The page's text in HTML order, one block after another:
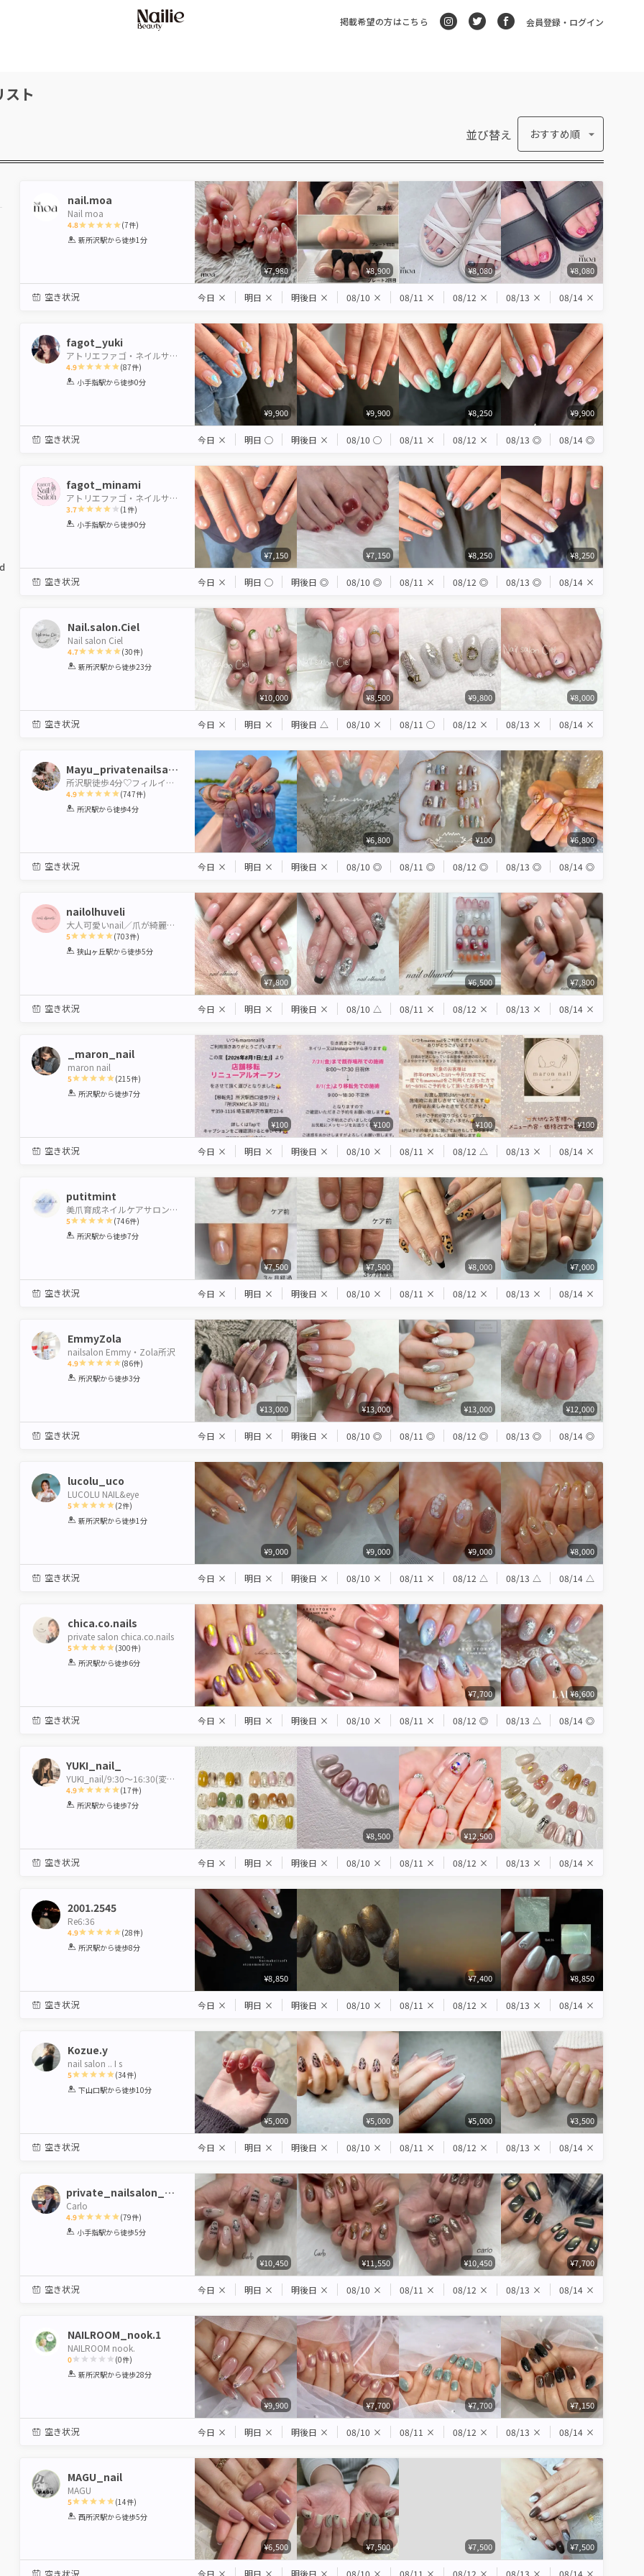
掲載希望の方はこちら 会員登録・ログイン
ト
並び替え おすすめ順
nail.moa
Nail moa
4.8
1 2 3 4 5
(7件)
新所沢駅から徒歩1分
¥7,980 ¥8,900 ¥8,080 ¥8,080
空き状況 今日 × 明日 × 明後日 × 08/10 × 08/11 × 08/12 × 08/13 × 08/14 ×
fagot_yuki
アトリエファゴ・ネイルサロン
4.9
1 2 3 4 5
(87件)
小手指駅から徒歩0分
¥9,900 ¥9,900 ¥8,250 ¥9,900
空き状況 今日 × 明日 ◯ 明後日 × 08/10 ◯ 08/11 × 08/12 × 08/13 ◎ 08/14 ◎
fagot_minami
アトリエファゴ・ネイルサロン
3.7
1 2 3 4 5
(1 件)
小手指駅から徒歩0分
¥7,150 ¥7,150 ¥8,250 ¥8,250
空き状況 今日 × 明日 ◯ 明後日 ◎ 08/10 ◎ 08/11 × 08/12 ◎ 08/13 ◎ 08/14 ×
Nail.salon.Ciel
Nail salon Ciel
4.7
1 2 3 4 5
(30件)
新所沢駅から徒歩23分
¥10,000 ¥8,500 ¥9,800 ¥8,000
空き状況 今日 × 明日 × 明後日 △ 08/10 × 08/11 ◯ 08/12 × 08/13 × 08/14 ×
Mayu_privatenailsaloneimmy
所沢駅徒歩4分♡フィルイン♡ハードジェル♡持込デザイン専門店
4.9
1 2 3 4 5
(747件)
所沢駅から徒歩4分
¥6,800 ¥100 ¥6,800
空き状況 今日 × 明日 × 明後日 × 08/10 ◎ 08/11 ◎ 08/12 ◎ 08/13 ◎ 08/14 ◎
nailolhuveli
大人可愛いnail／爪が綺麗に見える/ビジューnail♡
5
1 2 3 4 5
(703件)
狭山ヶ丘駅から徒歩5分
¥7,800 ¥6,500 ¥7,800
空き状況 今日 × 明日 × 明後日 × 08/10 △ 08/11 × 08/12 × 08/13 × 08/14 ×
_maron_nail
maron nail
5
1 2 3 4 5
(215件)
所沢駅から徒歩7分
¥100 ¥100 ¥100 ¥100
空き状況 今日 × 明日 × 明後日 × 08/10 × 08/11 × 08/12 △ 08/13 × 08/14 ×
putitmint
美爪育成ネイルケアサロンPutit Mint
5
1 2 3 4 5
(746件)
所沢駅から徒歩7分
¥7,500 ¥7,500 ¥8,000 ¥7,000
空き状況 今日 × 明日 × 明後日 × 08/10 × 08/11 × 08/12 × 08/13 × 08/14 ×
EmmyZola
nailsalon Emmy・Zola所沢
4.9
1 2 3 4 5
(86件)
所沢駅から徒歩3分
¥13,000 ¥13,000 ¥13,000 ¥12,000
空き状況 今日 × 明日 × 明後日 × 08/10 ◎ 08/11 ◎ 08/12 ◎ 08/13 ◎ 08/14 ◎
lucolu_uco
LUCOLU NAIL&eye
5
1 2 3 4 5
(2件)
新所沢駅から徒歩1分
¥9,000 ¥9,000 ¥9,000 ¥8,000
空き状況 今日 × 明日 × 明後日 × 08/10 × 08/11 × 08/12 △ 08/13 △ 08/14 △
chica.co.nails
private salon chica.co.nails
5
1 2 3 4 5
(300件)
所沢駅から徒歩6分
¥7,700 ¥6,600
空き状況 今日 × 明日 × 明後日 × 08/10 × 08/11 × 08/12 ◎ 08/13 △ 08/14 ◎
YUKI_nail_
YUKI_nail/9:30～16:30(変動あり)不定休
4.9
1 2 3 4 5
(17件)
所沢駅から徒歩7分
¥8,500 ¥12,500
空き状況 今日 × 明日 × 明後日 × 08/10 × 08/11 × 08/12 × 08/13 × 08/14 ×
2001.2545
Re6:36
4.9
1 2 3 4 5
(28件)
所沢駅から徒歩8分
¥8,850 ¥7,400 ¥8,850
空き状況 今日 × 明日 × 明後日 × 08/10 × 08/11 × 08/12 × 08/13 × 08/14 ×
Kozue.y
nail salon .. I s
5
1 2 3 4 5
(34件)
下山口駅から徒歩10分
¥5,000 ¥5,000 ¥5,000 ¥3,500
空き状況 今日 × 明日 × 明後日 × 08/10 × 08/11 × 08/12 × 08/13 × 08/14 ×
private_nailsalon_Carlo
Carlo
4.9
1 2 3 4 5
(79件)
小手指駅から徒歩5分
¥10,450 ¥11,550 ¥10,450 ¥7,700
空き状況 今日 × 明日 × 明後日 × 08/10 × 08/11 × 08/12 × 08/13 × 08/14 ×
NAILROOM_nook.1
NAILROOM nook.
0
1 2 3 4 5
(0件)
新所沢駅から徒歩28分
¥9,900 ¥7,700 ¥7,700 ¥7,150
空き状況 今日 × 明日 × 明後日 × 08/10 × 08/11 × 08/12 × 08/13 × 08/14 ×
MAGU_nail
MAGU
5
1 2 3 4 5
(14件)
西所沢駅から徒歩5分
¥6,500 ¥7,500 ¥7,500 ¥7,500
空き状況